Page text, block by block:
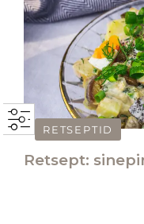
RETSEPTID
Retsept: